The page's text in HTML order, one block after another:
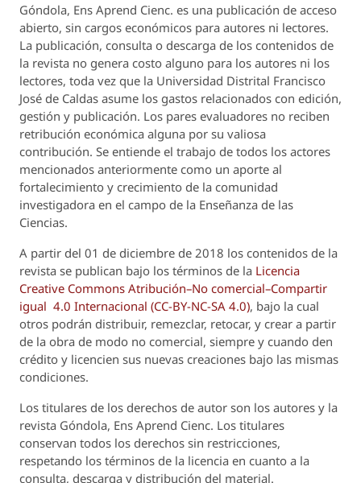
Góndola, Ens Aprend Cienc. es una publicación de acceso
abierto, sin cargos económicos para autores ni lectores.
La publicación, consulta o descarga de los contenidos de
la revista no genera costo alguno para los autores ni los
lectores, toda vez que la Universidad Distrital Francisco
José de Caldas asume los gastos relacionados con edición,
gestión y publicación. Los pares evaluadores no reciben
retribución económica alguna por su valiosa
contribución. Se entiende el trabajo de todos los actores
mencionados anteriormente como un aporte al
fortalecimiento y crecimiento de la comunidad
investigadora en el campo de la Enseñanza de las
Ciencias.
A partir del 01 de diciembre de 2018 los contenidos de la
revista se publican bajo los términos de la Licencia
Creative Commons Atribución–No comercial–Compartir
igual 4.0 Internacional (CC-BY-NC-SA 4.0), bajo la cual
otros podrán distribuir, remezclar, retocar, y crear a partir
de la obra de modo no comercial, siempre y cuando den
crédito y licencien sus nuevas creaciones bajo las mismas
condiciones.
Los titulares de los derechos de autor son los autores y la
revista Góndola, Ens Aprend Cienc. Los titulares
conservan todos los derechos sin restricciones,
respetando los términos de la licencia en cuanto a la
consulta, descarga y distribución del material.